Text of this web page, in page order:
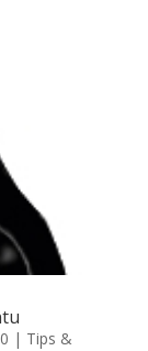
| Tips &